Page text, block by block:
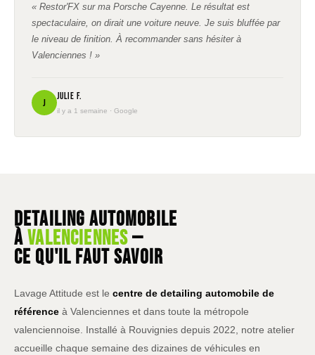
« Restor'FX sur ma Porsche Cayenne. Le résultat est
spectaculaire, on dirait une voiture neuve. Je suis bluffée par
le niveau de finition. À recommander sans hésiter à
Valenciennes ! »
J
Julie F.
il y a 1 semaine · Google
Detailing automobile
àValenciennes—
ce qu'il faut savoir
Lavage Attitude est le centre de detailing automobile de
référence à Valenciennes et dans toute la métropole
valenciennoise. Installé à Rouvignies depuis 2022, notre atelier
accueille chaque semaine des dizaines de véhicules en